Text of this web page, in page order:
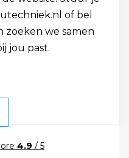
of bel
zoeken we samen
jou past.
4.9 / 5